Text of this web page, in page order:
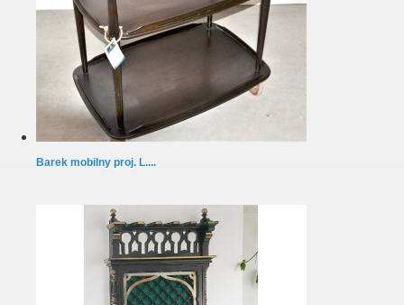
Barek mobilny proj. L....